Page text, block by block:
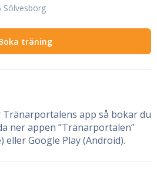
Sölvesborg
träning
app så bokar du
ner appen ”Tränarportalen”
eller Google Play (Android).